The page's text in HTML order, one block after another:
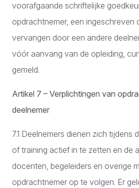
voorafgaande schriftelijke
opdrachtnemer, een ingeschreven
vervangen door een andere
vóór aanvang van de opleiding,
gemeld.
Artikel 7 – Verplichtingen van
deelnemer
7.1 Deelnemers dienen zich tijdens
of training actief in te zetten en de
docenten, begeleiders en overige
opdrachtnemer op te volgen. Er